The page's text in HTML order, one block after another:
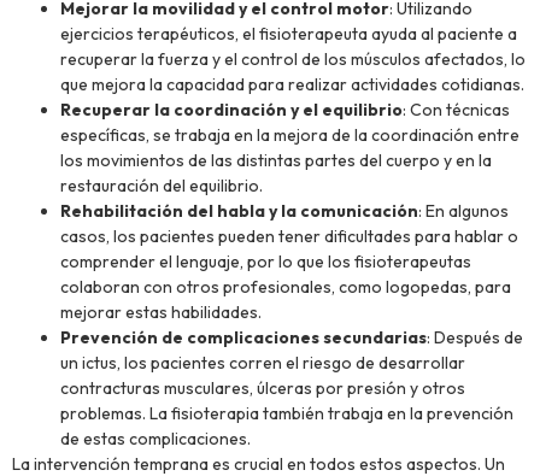
Mejorar la movilidad y el control motor: Utilizando
ejercicios terapéuticos, el fisioterapeuta ayuda al paciente a
recuperar la fuerza y el control de los músculos afectados, lo
que mejora la capacidad para realizar actividades cotidianas.
Recuperar la coordinación y el equilibrio: Con técnicas
específicas, se trabaja en la mejora de la coordinación entre
los movimientos de las distintas partes del cuerpo y en la
restauración del equilibrio.
Rehabilitación del habla y la comunicación: En algunos
casos, los pacientes pueden tener dificultades para hablar o
comprender el lenguaje, por lo que los fisioterapeutas
colaboran con otros profesionales, como logopedas, para
mejorar estas habilidades.
Prevención de complicaciones secundarias: Después de
un ictus, los pacientes corren el riesgo de desarrollar
contracturas musculares, úlceras por presión y otros
problemas. La fisioterapia también trabaja en la prevención
de estas complicaciones.
La intervención temprana es crucial en todos estos aspectos. Un